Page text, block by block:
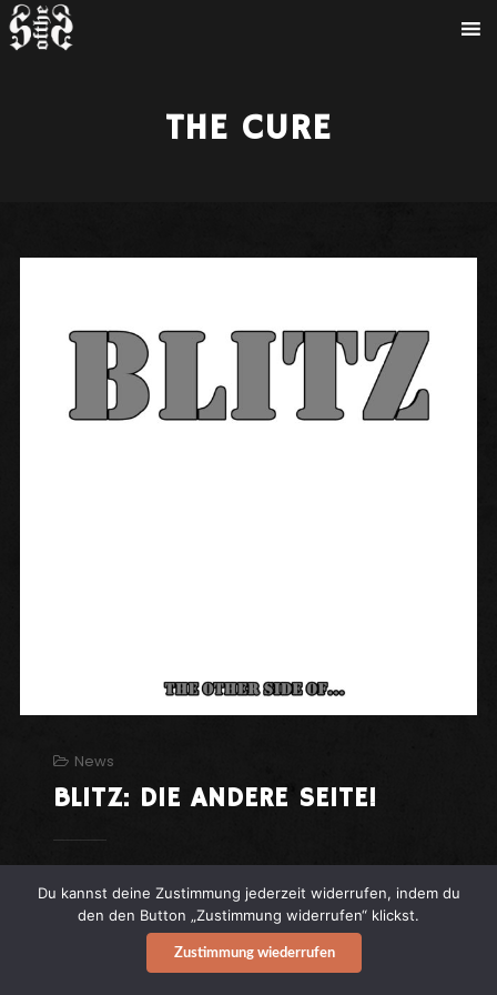
THE CURE
News
BLITZ: DIE ANDERE SEITE!
BLITZ: DIE ANDERE SEITE!Der Fundus der
UK-Legende wird posthum gnadenlos
recycelt und wiederaufbereitet.
Du kannst deine Zustimmung jederzeit widerrufen, indem du
den den Button „Zustimmung widerrufen“ klickst.
Zustimmung wiederrufen